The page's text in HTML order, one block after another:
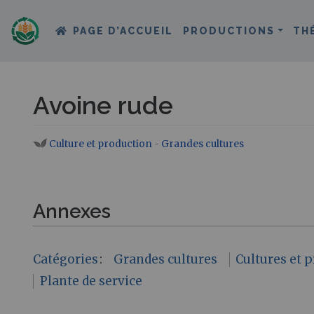
PAGE D’ACCUEIL PRODUCTIONS
Avoine rude
Aller à :navigation,rechercher
Culture et production - Grandes cultures
Annexes
Catégories: Grandes cultures
Cultures et
Plante de service